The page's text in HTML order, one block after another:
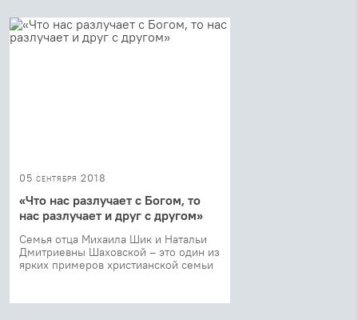
05 сентября 2018
«Что нас разлучает с Богом, то
нас разлучает и друг с другом»
Семья отца Михаила Шик и Натальи
Дмитриевны Шаховской – это один из
ярких примеров христианской семьи